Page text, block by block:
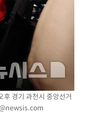
경기 과천시 중앙선거